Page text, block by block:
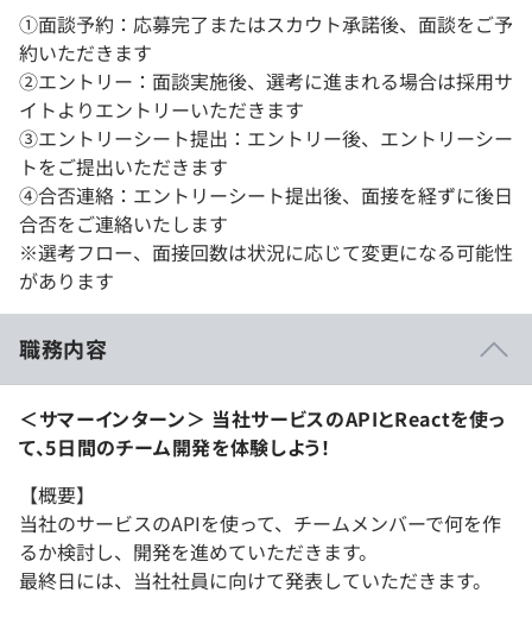
①面談予約：応募完了またはスカウト承諾後、面談をご予
約いただきます
②エントリー：面談実施後、選考に進まれる場合は採用サ
イトよりエントリーいただきます
③エントリーシート提出：エントリー後、エントリーシー
トをご提出いただきます
④合否連絡：エントリーシート提出後、面接を経ずに後日
合否をご連絡いたします
※選考フロー、面接回数は状況に応じて変更になる可能性
があります
職務内容
＜サマーインターン＞ 当社サービスのAPIとReactを使っ
て、5日間のチーム開発を体験しよう！
【概要】
当社のサービスのAPIを使って、チームメンバーで何を作
るか検討し、開発を進めていただきます。
最終日には、当社社員に向けて発表していただきます。